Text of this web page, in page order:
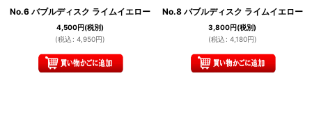
No.6 バブルディスク ライムイエロー
4,500円(税別)
(税込 : 4,950円)
No.8 バブルディスク ライムイエロー
3,800円(税別)
(税込 : 4,180円)